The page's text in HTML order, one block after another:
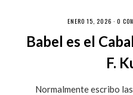
ENERO 15, 2026 · 0
Babel es el
F.
Normalmente escribo